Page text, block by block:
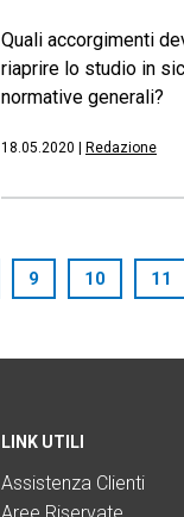
Quali accorgimenti
riaprire lo studio in
normative generali?
18.05.2020 Redazione
9 10 11
LINK UTILI
Assistenza Clienti